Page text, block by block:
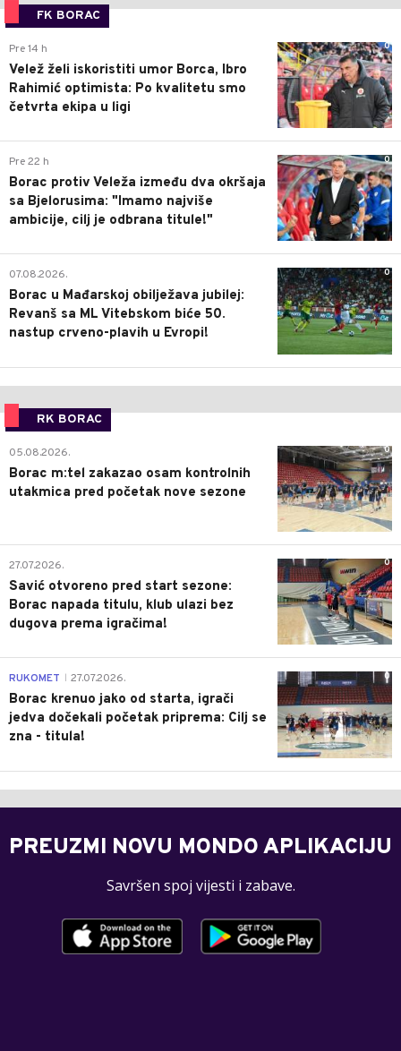
FK BORAC
0
Pre 14 h
Velež želi iskoristiti umor Borca, Ibro
Rahimić optimista: Po kvalitetu smo
četvrta ekipa u ligi
0
Pre 22 h
Borac protiv Veleža između dva okršaja
sa Bjelorusima: "Imamo najviše
ambicije, cilj je odbrana titule!"
0
07.08.2026.
Borac u Mađarskoj obilježava jubilej:
Revanš sa ML Vitebskom biće 50.
nastup crveno-plavih u Evropi!
RK BORAC
0
05.08.2026.
Borac m:tel zakazao osam kontrolnih
utakmica pred početak nove sezone
0
27.07.2026.
Savić otvoreno pred start sezone:
Borac napada titulu, klub ulazi bez
dugova prema igračima!
0
RUKOMET 27.07.2026.
Borac krenuo jako od starta, igrači
jedva dočekali početak priprema: Cilj se
zna - titula!
PREUZMI NOVU MONDO APLIKACIJU
Savršen spoj vijesti i zabave.